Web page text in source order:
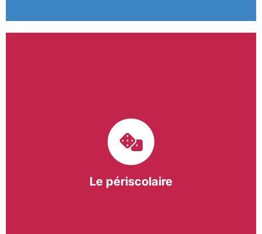
Le périscolaire
bergeracois. A travers les Temps d’Activités
Périscolaires (TAP) et les Pauses Méridiennes, nous
apportons une réponse adaptée et individualisée